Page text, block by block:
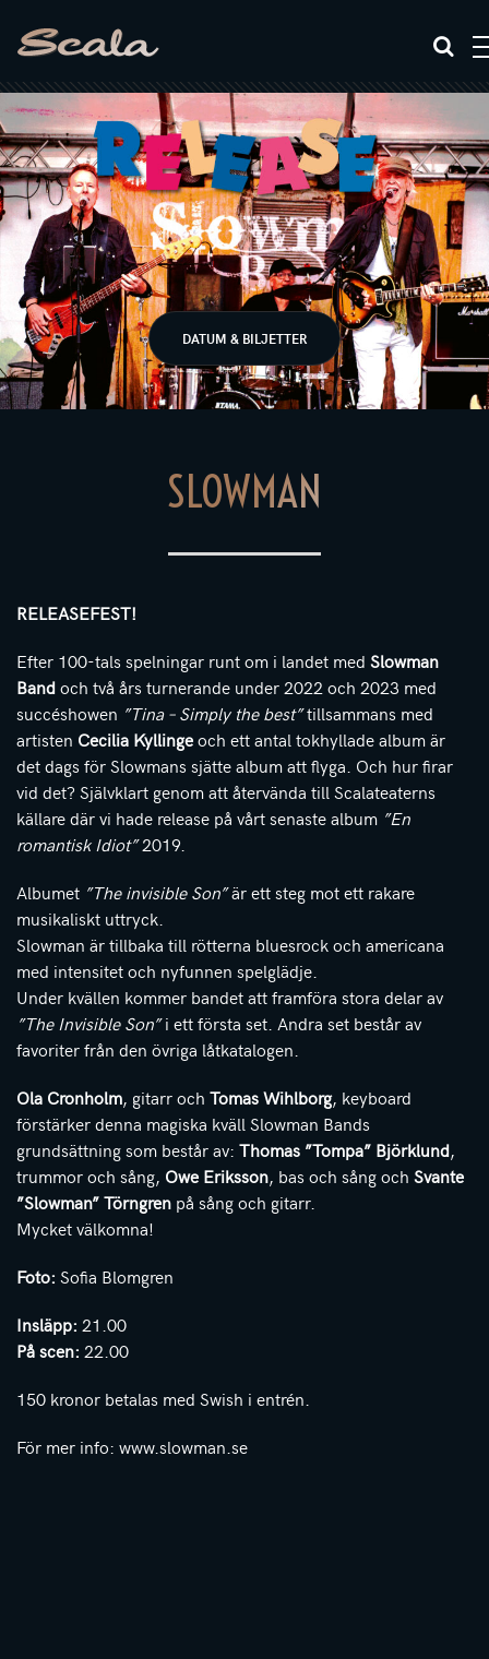
DATUM & BILJETTER
SLOWMAN
RELEASEFEST!
Efter 100-tals spelningar runt om i landet med Slowman
Bandoch två års turnerande under 2022 och 2023 med
succéshowen ”Tina – Simply the best”tillsammans med
artisten Cecilia Kyllingeoch ett antal tokhyllade album är
det dags för Slowmans sjätte album att flyga. Och hur firar
vid det? Självklart genom att återvända till Scalateaterns
källare där vi hade release på vårt senaste album ”En
romantisk Idiot”2019.
Albumet ”The invisible Son”är ett steg mot ett rakare
musikaliskt uttryck.
Slowman är tillbaka till rötterna bluesrock och americana
med intensitet och nyfunnen spelglädje.
Under kvällen kommer bandet att framföra stora delar av
”The Invisible Son”i ett första set. Andra set består av
favoriter från den övriga låtkatalogen.
Ola Cronholm, gitarr och Tomas Wihlborg, keyboard
förstärker denna magiska kväll Slowman Bands
grundsättning som består av: Thomas ”Tompa” Björklund,
trummor och sång, Owe Eriksson, bas och sång och Svante
”Slowman” Törngren på sång och gitarr.
Mycket välkomna!
Foto: Sofia Blomgren
Insläpp: 21.00
På scen: 22.00
150 kronor betalas med Swish i entrén.
För mer info: www.slowman.se